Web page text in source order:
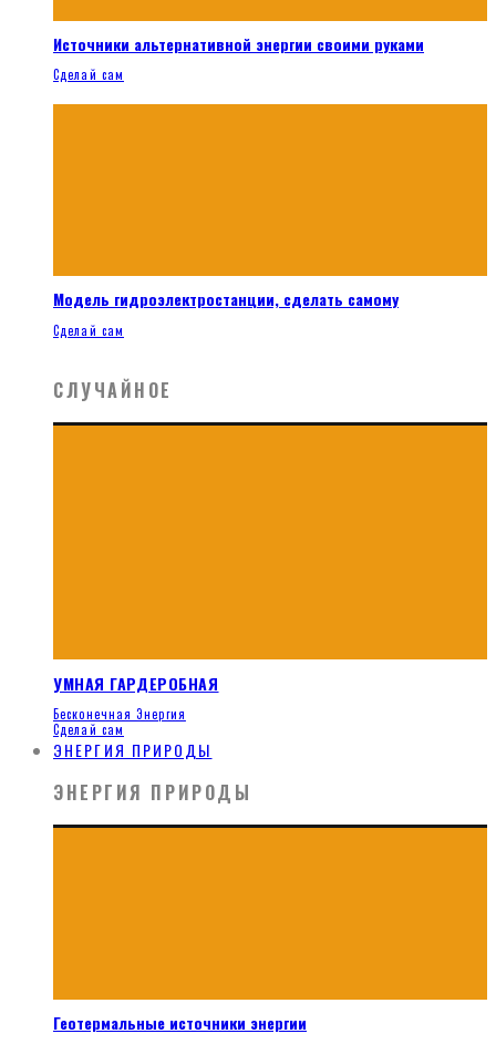
Источники альтернативной энергии своими руками
Сделай сам
Модель гидроэлектростанции, сделать самому
Сделай сам
СЛУЧАЙНОЕ
УМНАЯ ГАРДЕРОБНАЯ
Бесконечная Энергия
Сделай сам
ЭНЕРГИЯ ПРИРОДЫ
ЭНЕРГИЯ ПРИРОДЫ
Геотермальные источники энергии